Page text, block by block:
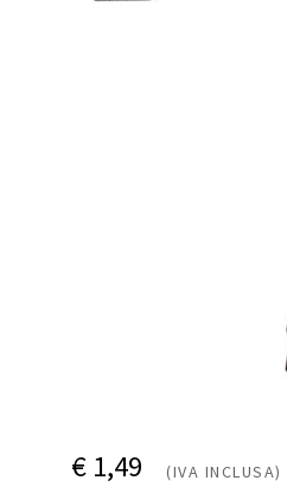
€ 1,49 (IVA INCLUSA)